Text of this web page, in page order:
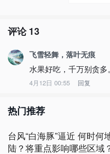
评论13
飞雪轻舞，落叶无痕
水果好吃，千万别贪多。
4月12日 00:55 回复
热门推荐
台风“白海豚”逼近 何时何
陆？将重点影响哪些区域